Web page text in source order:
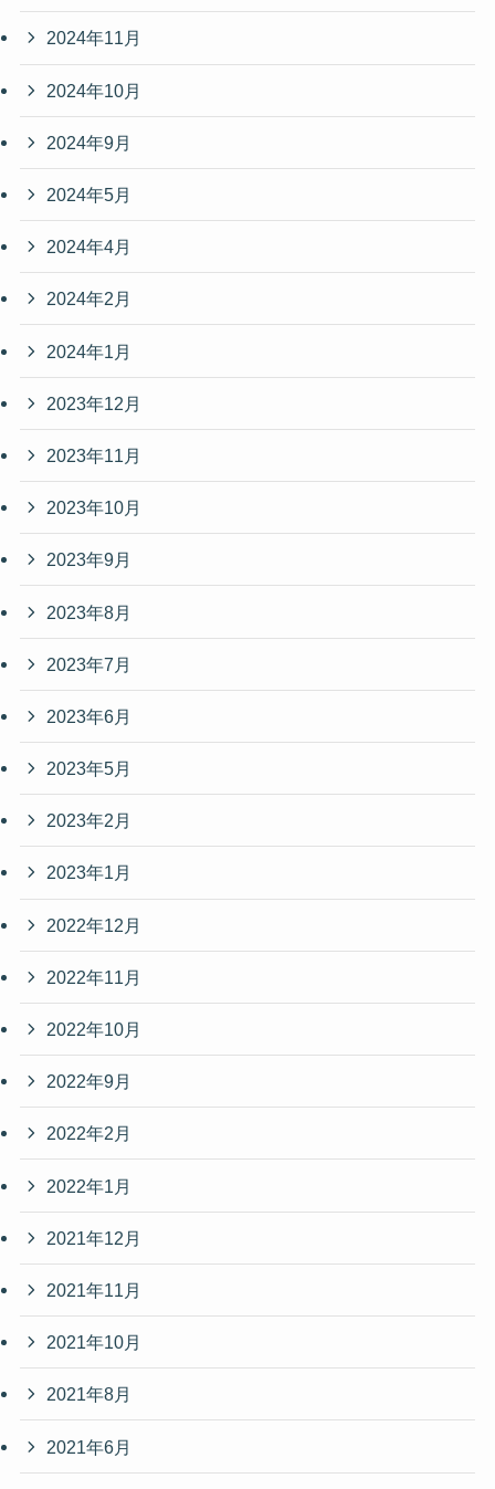
2024年11月
2024年10月
2024年9月
2024年5月
2024年4月
2024年2月
2024年1月
2023年12月
2023年11月
2023年10月
2023年9月
2023年8月
2023年7月
2023年6月
2023年5月
2023年2月
2023年1月
2022年12月
2022年11月
2022年10月
2022年9月
2022年2月
2022年1月
2021年12月
2021年11月
2021年10月
2021年8月
2021年6月